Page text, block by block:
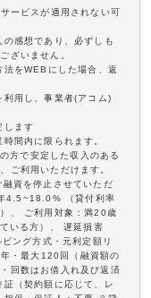
ービスが適用されない可
感想であり、必ずしも
ざいません。
をWEBにした場合、返
利用し、事業者(アコム)
します
間内に限られます。
方で安定した収入のある
ご利用いただけます。
資を停止させていただ
4.5~18.0% （貸付利率
、 ご利用対象：満20歳
いる方）、 遅延損害
ング方式・元利定額リ
・最大120回（融資額の
回数はお借入れ及び返済
（契約額に応じて、レ